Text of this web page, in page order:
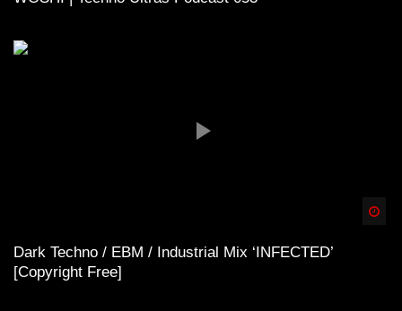
Dark Techno / EBM / Industrial Mix ‘INFECTED’
[Copyright Free]